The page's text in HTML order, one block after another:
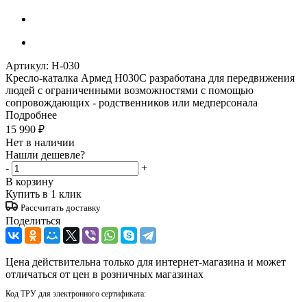
Артикул: Н-030
Кресло-каталка Армед H030C разработана для передвижения
людей с ограниченными возможностями с помощью
сопровождающих - родственников или медперсонала
Подробнее
15 990 ₽
Нет в наличии
Нашли дешевле?
-
+
В корзину
Купить в 1 клик
Рассчитать доставку
Поделиться
Цена действительна только для интернет-магазина и может
отличаться от цен в розничных магазинах
Код ТРУ для электронного сертификата: